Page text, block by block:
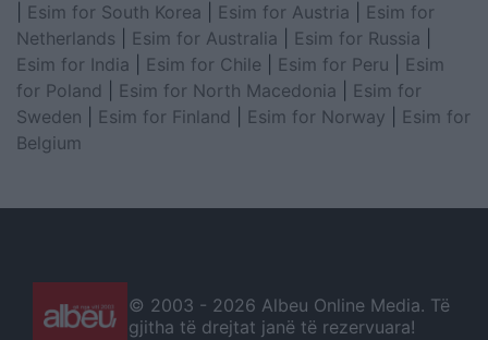
Esim for South Korea Esim for Austria
Esim for
Netherlands
Esim for Australia Esim for Russia
Esim for India
Esim for Chile Esim for Peru
Esim
for Poland
Esim for North Macedonia
Esim for
Sweden
Esim for Finland Esim for Norway
Esim for
Belgium
© 2003 - 2026 Albeu Online Media. Të
gjitha të drejtat janë të rezervuara!